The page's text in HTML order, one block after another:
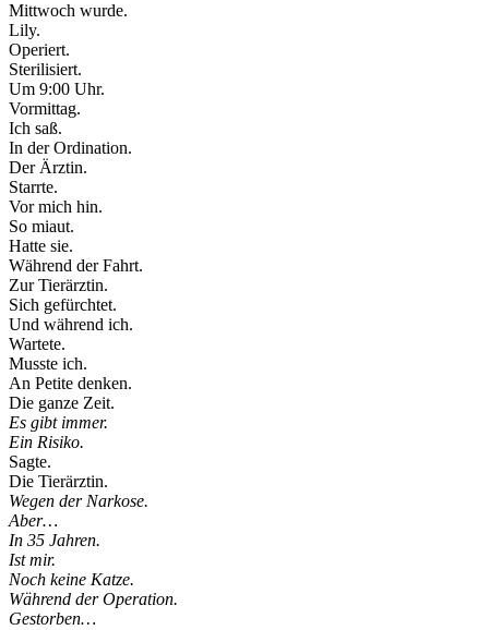
Mittwoch wurde.
Lily.
Operiert.
Sterilisiert.
Um 9:00 Uhr.
Vormittag.
Ich saß.
In der Ordination.
Der Ärztin.
Starrte.
Vor mich hin.
So miaut.
Hatte sie.
Während der Fahrt.
Zur Tierärztin.
Sich gefürchtet.
Und während ich.
Wartete.
Musste ich.
An Petite denken.
Die ganze Zeit.
Es gibt immer.
Ein Risiko.
Sagte.
Die Tierärztin.
Wegen der Narkose.
Aber…
In 35 Jahren.
Ist mir.
Noch keine Katze.
Während der Operation.
Gestorben…